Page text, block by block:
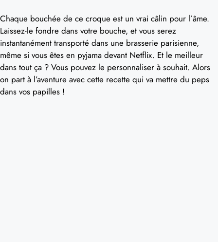
Chaque bouchée de ce croque est un vrai câlin pour l’âme.
Laissez-le fondre dans votre bouche, et vous serez
instantanément transporté dans une brasserie parisienne,
même si vous êtes en pyjama devant Netflix. Et le meilleur
dans tout ça ? Vous pouvez le personnaliser à souhait. Alors
on part à l’aventure avec cette recette qui va mettre du peps
dans vos papilles !